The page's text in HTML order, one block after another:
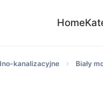
Home
kanalizacyjne Biały